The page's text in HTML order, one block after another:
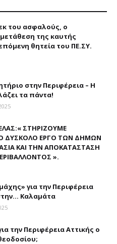
του ασφαλούς, ο
της καυτής
θητεία του ΠΕ.ΣΥ.
στην Περιφέρεια – Η
τα πάντα!
ΣΤΗΡΙΖΟΥΜΕ
ΔΥΣΚΟΛΟ ΕΡΓΟ ΤΩΝ ΔΗΜΩΝ
ΚΑΙ ΤΗΝ ΑΠΟΚΑΤΑΣΤΑΣΗ
».
για την Περιφέρεια
Καλαμάτα
την Περιφέρεια Αττικής ο